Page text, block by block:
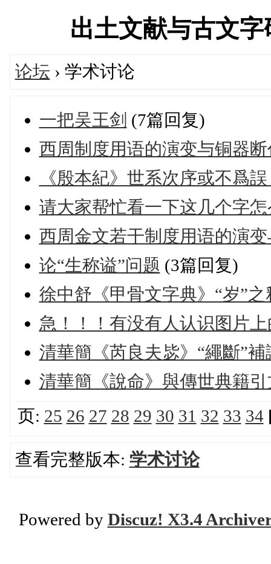
出土文献与古文
论坛 › 学术讨论
一把吴王剑 (7篇回复)
西周制度用语的演变与铜器
《殷本紀》世系次序或不爲
请大家帮忙看一下这几个字
西周金文若干制度用语的演
论“生称谥”问题 (3篇回复)
徐中舒《甲骨文字典》“岁”
急！！！有没有人认识图片
清華簡《芮良夫毖》“繩斷”補
清華簡《說命》與傳世典籍
页: 25 26 27 28 29 30 31 32 33 34
查看完整版本: 学术讨论
Powered by Discuz! X3.4